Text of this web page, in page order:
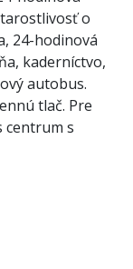
o
24-hodinová
kaderníctvo,
autobus.
tlač. Pre
centrum s